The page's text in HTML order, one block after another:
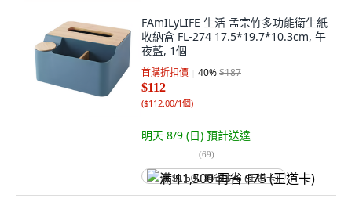
FAmILyLIFE 生活 孟宗竹多功能衛生紙
收納盒 FL-274 17.5*19.7*10.3cm, 午
夜藍, 1個
首購折扣價 40%$187
$112
($112.00/1個)
明天 8/9 (日) 預計送達
(69)
满 $1,500 再省 $75 (王道卡)